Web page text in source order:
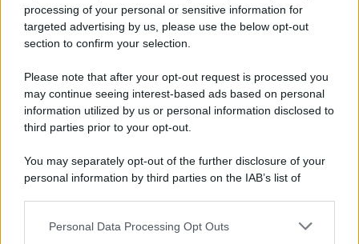
processing of your personal or sensitive information for
targeted advertising by us, please use the below opt-out
section to confirm your selection.
Please note that after your opt-out request is processed you
may continue seeing interest-based ads based on personal
information utilized by us or personal information disclosed to
third parties prior to your opt-out.
You may separately opt-out of the further disclosure of your
personal information by third parties on the IAB’s list of
This information may also be disclosed by us to third parties
Personal Data Processing Opt Outs
Benevento chiede risposte: centinaia in corteo
contro inquinamento e miasmi